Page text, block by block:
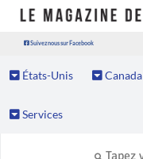
Suivez nous sur Facebook
États-Unis
Services